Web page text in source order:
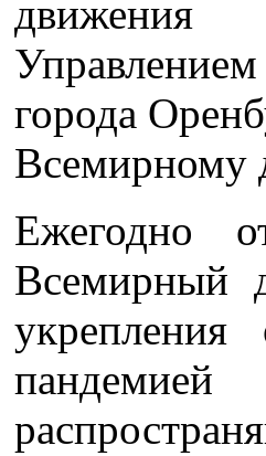
города
Ежегодно
Всемирный